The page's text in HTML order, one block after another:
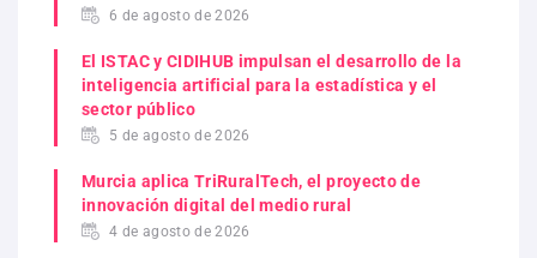
6 de agosto de 2026
El ISTAC y CIDIHUB impulsan el desarrollo de la
inteligencia artificial para la estadística y el
sector público
5 de agosto de 2026
Murcia aplica TriRuralTech, el proyecto de
innovación digital del medio rural
4 de agosto de 2026